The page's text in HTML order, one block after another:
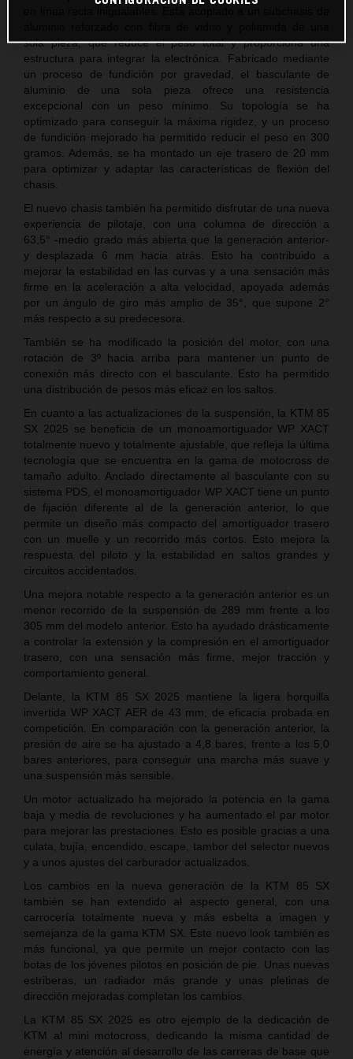
sola pieza, que reduce el peso total y proporciona una
estructura para integrar la electrónica. Fabricado mediante
un proceso de fundición por gravedad, el basculante de
aluminio de una sola pieza ofrece una resistencia
excepcional con un peso mínimo. Su topología se ha
optimizado para conseguir la máxima rigidez, y un proceso
de fundición mejorado ha permitido reducir el peso en 300
gramos. Además, se ha montado un eje trasero de 20 mm
para optimizar y adaptar las características de flexión del
chasis.
El nuevo chasis también ha permitido disfrutar de una nueva
experiencia de pilotaje, con una columna de dirección a
63,5° -medio grado más abierta que la generación anterior-
y desplazada 6 mm hacia atrás. Esto ha contribuido a
mejorar la estabilidad en las curvas y a una sensación más
firme en la aceleración a alta velocidad, apoyada además
por un ángulo de giro más amplio de 35°, que supone 2°
más respecto a su predecesora.
También se ha modificado la posición del motor, con una
rotación de 3º hacia arriba para mantener un punto de
conexión más directo con el basculante. Esto ha permitido
una distribución de pesos más eficaz en los saltos.
En cuanto a las actualizaciones de la suspensión, la KTM 85
SX 2025 se beneficia de un monoamortiguador WP XACT
totalmente nuevo y totalmente ajustable, que refleja la última
tecnología que se encuentra en la gama de motocross de
tamaño adulto. Anclado directamente al basculante con su
sistema PDS, el monoamortiguador WP XACT tiene un punto
de fijación diferente al de la generación anterior, lo que
permite un diseño más compacto del amortiguador trasero
con un muelle y un recorrido más cortos. Esto mejora la
respuesta del piloto y la estabilidad en saltos grandes y
circuitos accidentados.
Una mejora notable respecto a la generación anterior es un
menor recorrido de la suspensión de 289 mm frente a los
305 mm del modelo anterior. Esto ha ayudado drásticamente
a controlar la extensión y la compresión en el amortiguador
trasero, con una sensación más firme, mejor tracción y
comportamiento general.
Delante, la KTM 85 SX 2025 mantiene la ligera horquilla
invertida WP XACT AER de 43 mm, de eficacia probada en
competición. En comparación con la generación anterior, la
presión de aire se ha ajustado a 4,8 bares, frente a los 5,0
bares anteriores, para conseguir una marcha más suave y
una suspensión más sensible.
Un motor actualizado ha mejorado la potencia en la gama
baja y media de revoluciones y ha aumentado el par motor
para mejorar las prestaciones. Esto es posible gracias a una
culata, bujía, encendido, escape, tambor del selector nuevos
y a unos ajustes del carburador actualizados.
Los cambios en la nueva generación de la KTM 85 SX
también se han extendido al aspecto general, con una
carrocería totalmente nueva y más esbelta a imagen y
semejanza de la gama KTM SX. Este nuevo look también es
más funcional, ya que permite un mejor contacto con las
botas de los jóvenes pilotos en posición de pie. Unas nuevas
estriberas, un radiador más grande y unas pletinas de
dirección mejoradas completan los cambios.
La KTM 85 SX 2025 es otro ejemplo de la dedicación de
KTM al mini motocross, dedicando la misma cantidad de
energía y atención al desarrollo de las carreras de base que